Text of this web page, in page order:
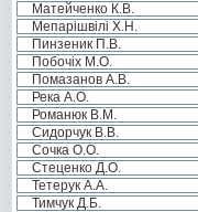
Матейченко К.В.
Мепарішвілі Х.Н.
Пинзеник П.В.
Побочіх М.О.
Помазанов А.В.
Река А.О.
Романюк В.М.
Сидорчук В.В.
Сочка О.О.
Стеценко Д.О.
Тетерук А.А.
Тимчук Д.Б.